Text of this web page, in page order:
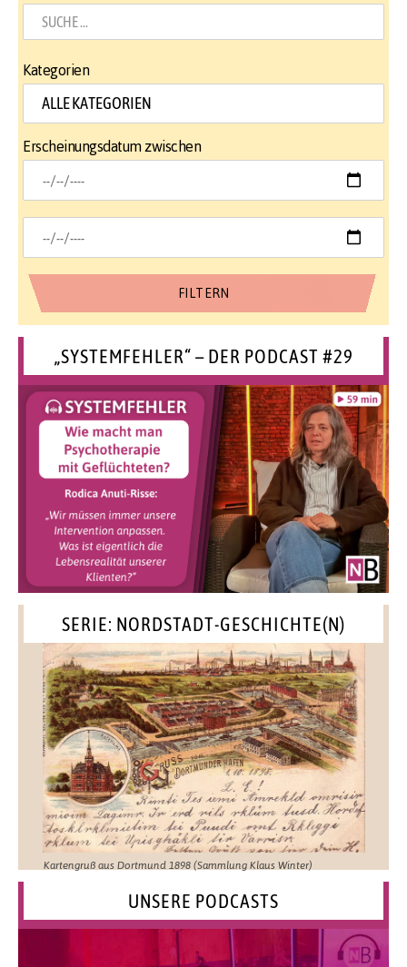
Kategorien
Erscheinungsdatum zwischen
„SYSTEMFEHLER“ – DER PODCAST #29
SERIE: NORDSTADT-GESCHICHTE(N)
Kartengruß aus Dortmund 1898 (Sammlung Klaus Winter)
UNSERE PODCASTS